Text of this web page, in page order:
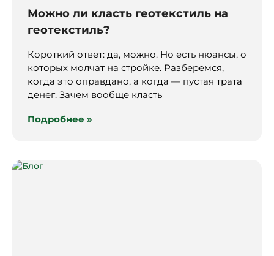
Можно ли класть геотекстиль на
геотекстиль?
Короткий ответ: да, можно. Но есть нюансы, о
которых молчат на стройке. Разберемся,
когда это оправдано, а когда — пустая трата
денег. Зачем вообще класть
Подробнее »